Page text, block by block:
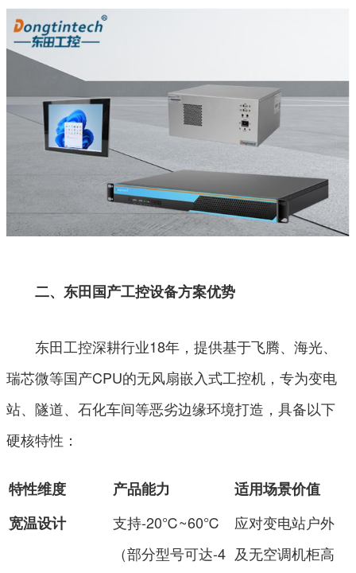
二、东田国产工控设备方案优势
东田工控深耕行业18年，提供基于飞腾、海光、
瑞芯微等国产CPU的无风扇嵌入式工控机，专为变电
站、隧道、石化车间等恶劣边缘环境打造，具备以下
硬核特性：
特性维度 产品能力
适用场景价值
宽温设计
支持-20℃~60℃
（部分型号可达-4
应对变电站户外
及无空调机柜高